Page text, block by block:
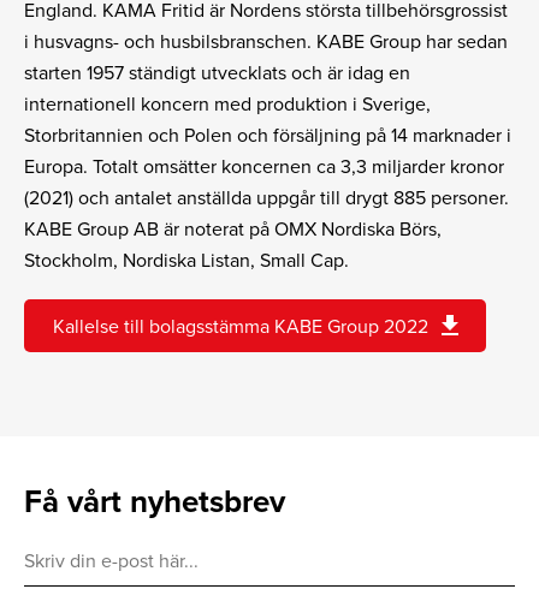
England. KAMA Fritid är Nordens största tillbehörsgrossist
i husvagns- och husbilsbranschen. KABE Group har sedan
starten 1957 ständigt utvecklats och är idag en
internationell koncern med produktion i Sverige,
Storbritannien och Polen och försäljning på 14 marknader i
Europa. Totalt omsätter koncernen ca 3,3 miljarder kronor
(2021) och antalet anställda uppgår till drygt 885 personer.
KABE Group AB är noterat på OMX Nordiska Börs,
Stockholm, Nordiska Listan, Small Cap.
Kallelse till bolagsstämma KABE Group 2022 download
Få vårt nyhetsbrev